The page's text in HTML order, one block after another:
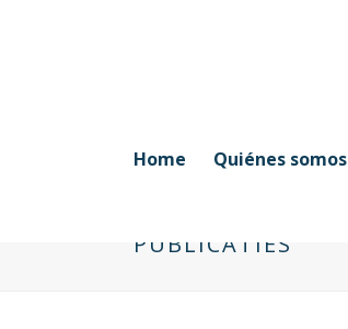
Home Quiénes somos
PUBLICATIES